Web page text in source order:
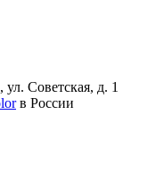
Советская, д. 1
в России